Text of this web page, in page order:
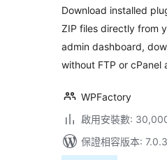
Download installed
ZIP files directly from
admin dashboard,
without FTP or cPanel
WPFactory
啟用安裝數:
保證相容版本: 7.0.3